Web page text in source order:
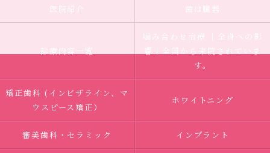
医院紹介 歯は臓器
診療内容一覧
噛み合わせ治療 ｜全身への影
響｜全国から来院されていま
す。
矯正歯科 (インビザライン、マ
ウスピース矯正）
ホワイトニング
審美歯科・セラミック インプラント